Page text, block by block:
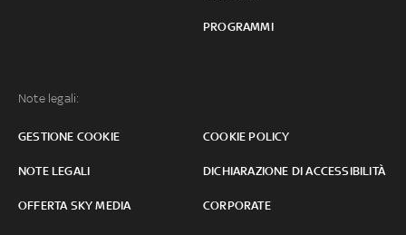
PROGRAMMI
Note legali:
GESTIONE COOKIE COOKIE POLICY
NOTE LEGALI DICHIARAZIONE DI ACCESSIBILITÀ
OFFERTA SKY MEDIA CORPORATE